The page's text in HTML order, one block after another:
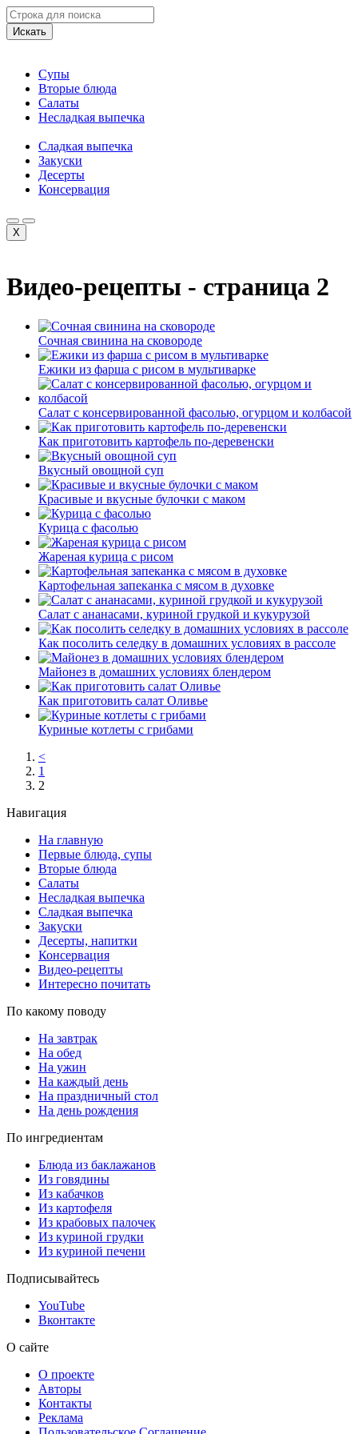
Искать
Супы
Вторые блюда
Салаты
Несладкая выпечка
Сладкая выпечка
Закуски
Десерты
Консервация
X
Видео-рецепты - страница 2
Сочная свинина на сковороде
Ежики из фарша с рисом в мультиварке
Салат с консервированной фасолью, огурцом и колбасой
Как приготовить картофель по-деревенски
Вкусный овощной суп
Красивые и вкусные булочки с маком
Курица с фасолью
Жареная курица с рисом
Картофельная запеканка с мясом в духовке
Салат с ананасами, куриной грудкой и кукурузой
Как посолить селедку в домашних условиях в рассоле
Майонез в домашних условиях блендером
Как приготовить салат Оливье
Куриные котлеты с грибами
<
1
2
Навигация
На главную
Первые блюда, супы
Вторые блюда
Салаты
Несладкая выпечка
Сладкая выпечка
Закуски
Десерты, напитки
Консервация
Видео-рецепты
Интересно почитать
По какому поводу
На завтрак
На обед
На ужин
На каждый день
На праздничный стол
На день рождения
По ингредиентам
Блюда из баклажанов
Из говядины
Из кабачков
Из картофеля
Из крабовых палочек
Из куриной грудки
Из куриной печени
Подписывайтесь
YouTube
Вконтакте
О сайте
О проекте
Авторы
Контакты
Реклама